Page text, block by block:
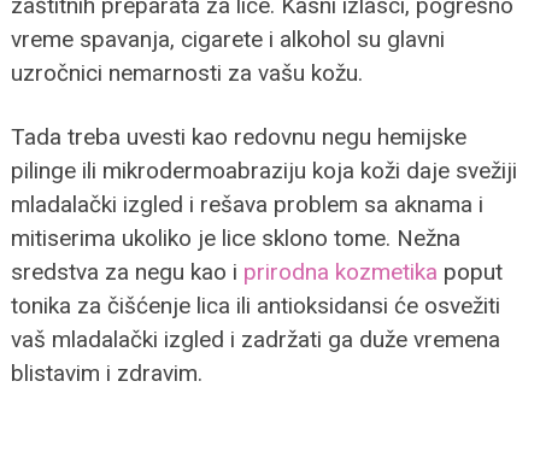
vreme spavanja, cigarete i alkohol su glavni
uzročnici nemarnosti za vašu kožu.
Tada treba uvesti kao redovnu negu hemijske
pilinge ili mikrodermoabraziju koja koži daje svežiji
mladalački izgled i rešava problem sa aknama i
mitiserima ukoliko je lice sklono tome. Nežna
sredstva za negu kao i prirodna kozmetika poput
tonika za čišćenje lica ili antioksidansi će osvežiti
vaš mladalački izgled i zadržati ga duže vremena
blistavim i zdravim.